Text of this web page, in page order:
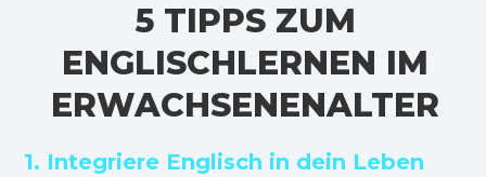
5 TIPPS ZUM
ENGLISCHLERNEN IM
ERWACHSENENALTER
1. Integriere Englisch in dein Leben